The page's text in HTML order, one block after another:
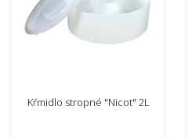
Kŕmidlo stropné "Nicot" 2L